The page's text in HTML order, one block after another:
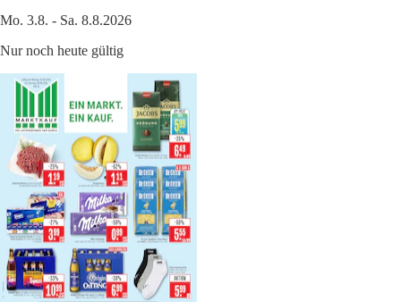
Mo. 3.8. - Sa. 8.8.2026
Nur noch heute gültig